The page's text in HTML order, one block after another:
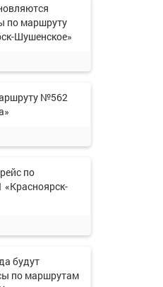
по маршруту
Шушенское»
№562
по
будут
по маршрутам